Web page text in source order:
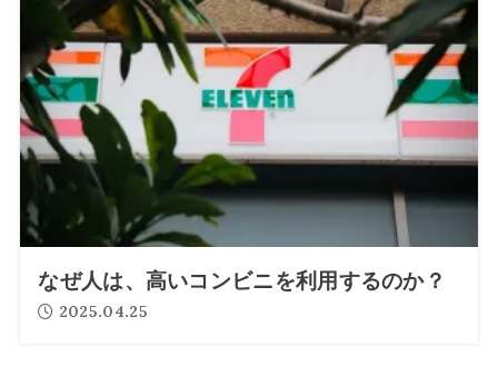
なぜ人は、高いコンビニを利用するのか？
2025.04.25